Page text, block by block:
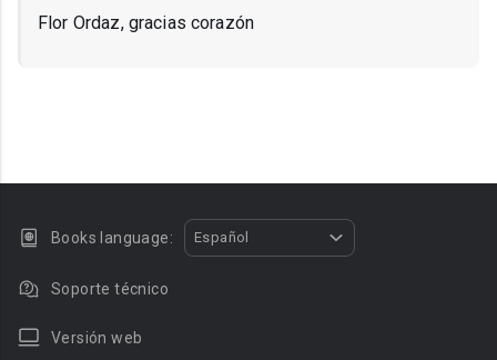
Flor Ordaz, gracias corazón
Books language: Español
Soporte técnico
Versión web